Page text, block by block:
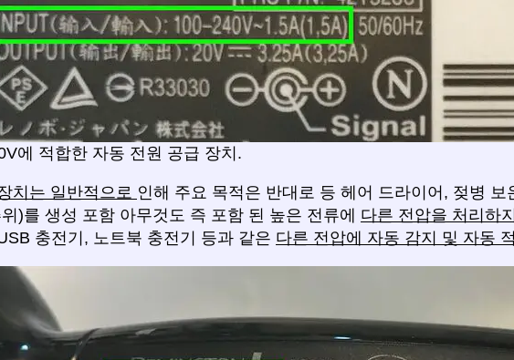
에 적합한 자동 전원 공급 장치.
치는 일반적으로 인해 주요 목적은 반대로 등 헤어 드라이어, 젖병 보
)를 생성 포함 아무것도 즉 포함 된 높은 전류에 다른 전압을 처리하
충전기, 노트북 충전기 등과 같은 다른 전압에 자동 감지 및 자동